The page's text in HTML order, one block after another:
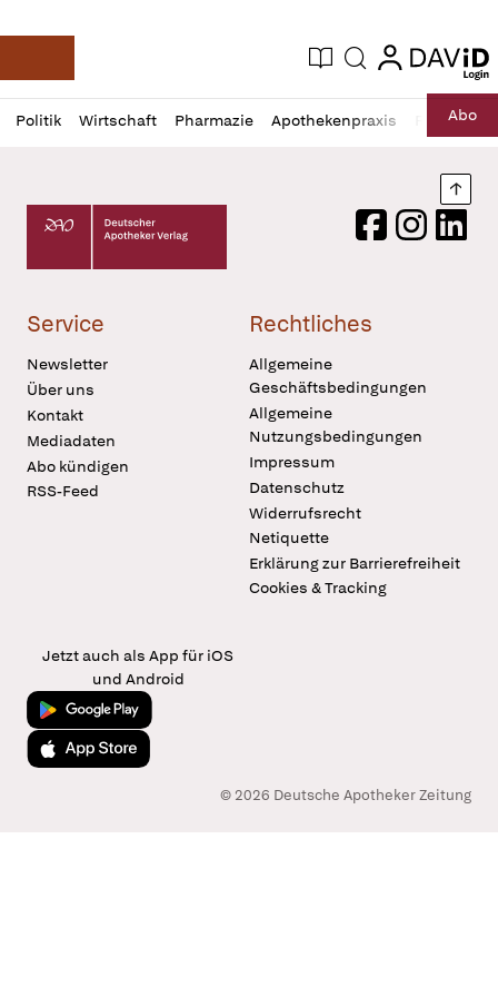
Deutsche Apotheker Zeitung
Aktuelle Ausgabe
Suche login
login
Politik Wirtschaft Pharmazie Apothekenpraxis RechtAbo
Profil
öffnen
Daz
Pur
Deutscher Apotheker Verlag Logo
FacebookInstagram
Service
Newsletter
Über uns
Kontakt
Mediadaten
Abo kündigen
RSS-Feed
Rechtliches
Allgemeine
Geschäftsbedingungen
Allgemeine
Nutzungsbedingungen
Impressum
Datenschutz
Widerrufsrecht
Netiquette
Erklärung zur Barrierefreiheit
Cookies & Tracking
Jetzt auch als App für iOS
und Android
Jetzt bei Google Play
Laden im App Store
© 2026 Deutsche Apotheker Zeitung